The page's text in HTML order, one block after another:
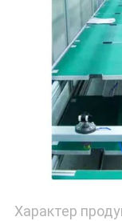
PRIVACY
POLICY
Характер